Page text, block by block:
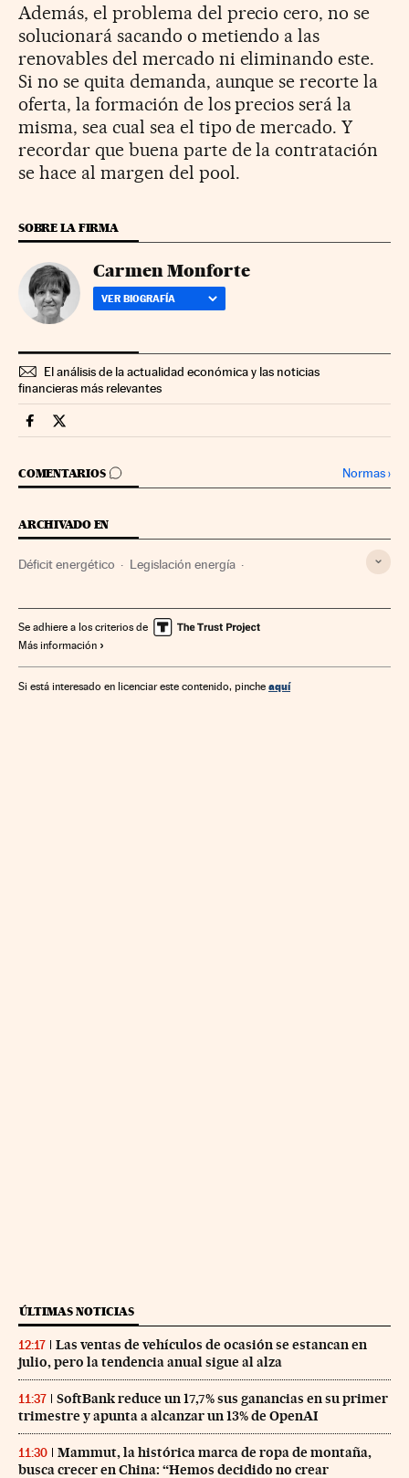
Además, el problema del precio cero, no se
solucionará sacando o metiendo a las
renovables del mercado ni eliminando este.
Si no se quita demanda, aunque se recorte la
oferta, la formación de los precios será la
misma, sea cual sea el tipo de mercado. Y
recordar que buena parte de la contratación
se hace al margen del pool.
SOBRE LA FIRMA
Carmen Monforte
VER BIOGRAFÍA
El análisis de la actualidad económica y las noticias
financieras más relevantes
Companias Cinco Días en Facebook
Companias Cinco Días en Twitter
COMENTARIOS
IR A LOS COMENTARIOS Normas›
ARCHIVADO EN
Déficit energético Legislación energía
Política energética España Energía
Ministerio de Industria
Se adhiere a los criterios de
Más información
Si está interesado en licenciar este contenido, pinche aquí
ÚLTIMAS NOTICIAS
12:17
Las ventas de vehículos de ocasión se estancan en
julio, pero la tendencia anual sigue al alza
11:37
SoftBank reduce un 17,7% sus ganancias en su primer
trimestre y apunta a alcanzar un 13% de OpenAI
11:30
Mammut, la histórica marca de ropa de montaña,
busca crecer en China: “Hemos decidido no crear